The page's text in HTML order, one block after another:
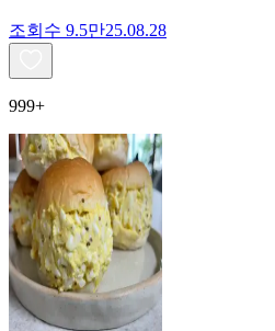
조회수 9.5만25.08.28
999+